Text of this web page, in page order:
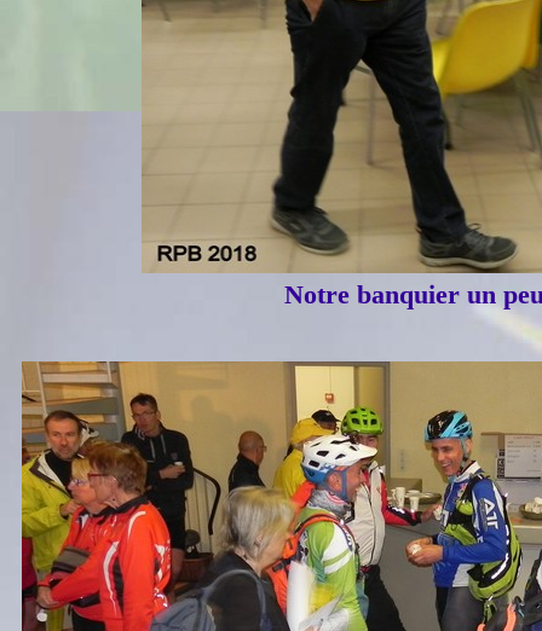
Notre banquier un